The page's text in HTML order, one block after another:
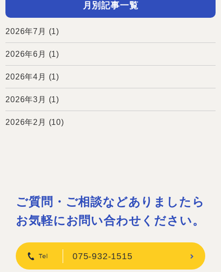
月別記事一覧
2026年7月 (1)
2026年6月 (1)
2026年4月 (1)
2026年3月 (1)
2026年2月 (10)
ご質問・ご相談などありましたら
お気軽にお問い合わせください。
075-932-1515